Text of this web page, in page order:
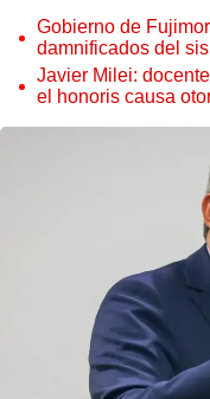
Gobierno de
damnificados del
Javier Milei:
el honoris causa